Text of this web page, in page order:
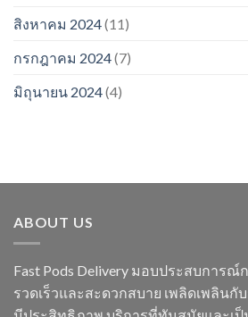
สิงหาคม 2024(11)
กรกฎาคม 2024(7)
มิถุนายน 2024(4)
ABOUT US
Fast Pods Delivery มอบประสบการ
รวดเร็วและสะดวกสบาย เพลิดเพลินกั